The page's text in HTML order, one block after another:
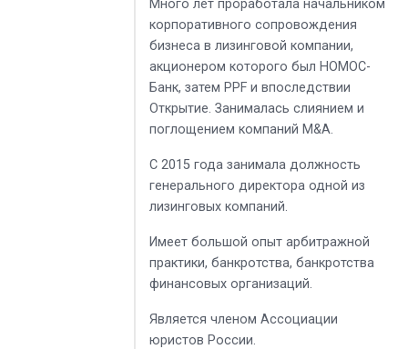
Много лет проработала начальником
корпоративного сопровождения
бизнеса в лизинговой компании,
акционером которого был НОМОС-
Банк, затем PPF и впоследствии
Открытие. Занималась слиянием и
поглощением компаний M&A.
С 2015 года занимала должность
генерального директора одной из
лизинговых компаний.
Имеет большой опыт арбитражной
практики, банкротства, банкротства
финансовых организаций.
Является членом Ассоциации
юристов России.